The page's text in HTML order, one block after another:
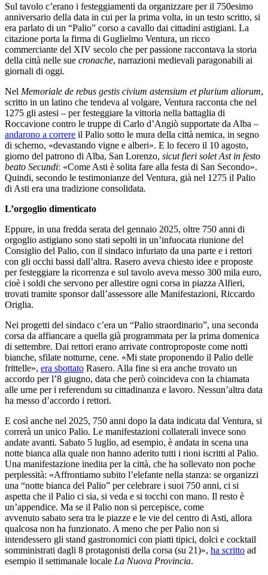
Sul tavolo c’erano i festeggiamenti da organizzare per il 750esimo
anniversario della data in cui per la prima volta, in un testo scritto, si
era parlato di un “Palio” corso a cavallo dai cittadini astigiani. La
citazione porta la firma di Guglielmo Ventura, un ricco
commerciante del XIV secolo che per passione raccontava la storia
della città nelle sue cronache, narrazioni medievali paragonabili ai
giornali di oggi.
Nel Memoriale de rebus gestis civium astensium et plurium aliorum,
scritto in un latino che tendeva al volgare, Ventura racconta che nel
1275 gli astesi – per festeggiare la vittoria nella battaglia di
Roccavione contro le truppe di Carlo d’Angiò supportate da Alba –
andarono a correre il Palio sotto le mura della città nemica, in segno
di scherno, «devastando vigne e alberi». E lo fecero il 10 agosto,
giorno del patrono di Alba, San Lorenzo, sicut fieri solet Ast in festo
beato Secundi: «Come Asti è solita fare alla festa di San Secondo».
Quindi, secondo le testimonianze del Ventura, già nel 1275 il Palio
di Asti era una tradizione consolidata.
L’orgoglio dimenticato
Eppure, in una fredda serata del gennaio 2025, oltre 750 anni di
orgoglio astigiano sono stati sepolti in un’infuocata riunione del
Consiglio del Palio, con il sindaco infuriato da una parte e i rettori
con gli occhi bassi dall’altra. Rasero aveva chiesto idee e proposte
per festeggiare la ricorrenza e sul tavolo aveva messo 300 mila euro,
cioè i soldi che servono per allestire ogni corsa in piazza Alfieri,
trovati tramite sponsor dall’assessore alle Manifestazioni, Riccardo
Origlia.
Nei progetti del sindaco c’era un “Palio straordinario”, una seconda
corsa da affiancare a quella già programmata per la prima domenica
di settembre. Dai rettori erano arrivate controproposte come notti
bianche, sfilate notturne, cene. «Mi state proponendo il Palio delle
frittelle», era sbottato Rasero. Alla fine si era anche trovato un
accordo per l’8 giugno, data che però coincideva con la chiamata
alle urne per i referendum su cittadinanza e lavoro. Nessun’altra data
ha messo d’accordo i rettori.
E così anche nel 2025, 750 anni dopo la data indicata dal Ventura, si
correrà un unico Palio. Le manifestazioni collaterali invece sono
andate avanti. Sabato 5 luglio, ad esempio, è andata in scena una
notte bianca alla quale non hanno aderito tutti i rioni iscritti al Palio.
Una manifestazione inedita per la città, che ha sollevato non poche
perplessità: «Affrontiamo subito l’elefante nella stanza: se organizzi
una “notte bianca del Palio” per celebrare i suoi 750 anni, ci si
aspetta che il Palio ci sia, si veda e si tocchi con mano. Il resto è
un’appendice. Ma se il Palio non si percepisce, come
avvenuto sabato sera tra le piazze e le vie del centro di Asti, allora
qualcosa non ha funzionato. A meno che per Palio non si
intendessero gli stand gastronomici con piatti tipici, dolci e cocktail
somministrati dagli 8 protagonisti della corsa (su 21)», ha scritto ad
esempio il settimanale locale La Nuova Provincia.